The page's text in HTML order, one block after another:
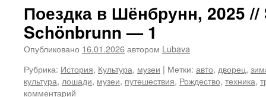
Поездка в Шёнбрунн, 2025 //
Schönbrunn — 1
Опубликовано 16.01.2026автором Lubava
Рубрика: История, Культура, музеи | Метки: авто, дворец,
культура, лошади, музеи, путешествия, Рождество, техника,
комментарий